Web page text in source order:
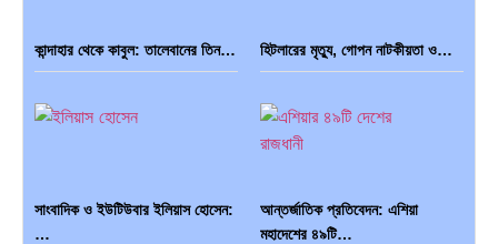
পাকিস্তান, চীন ও বাংলাদেশ: তিন… আমেরিকা সারা দুনিয়ায় গণতন্ত্রের গান…
কান্দাহার থেকে কাবুল: তালেবানের তিন… হিটলারের মৃত্যু, গোপন নাটকীয়তা ও…
সাংবাদিক ও ইউটিউবার ইলিয়াস হোসেন:
…
আন্তর্জাতিক প্রতিবেদন: এশিয়া
মহাদেশের ৪৯টি…